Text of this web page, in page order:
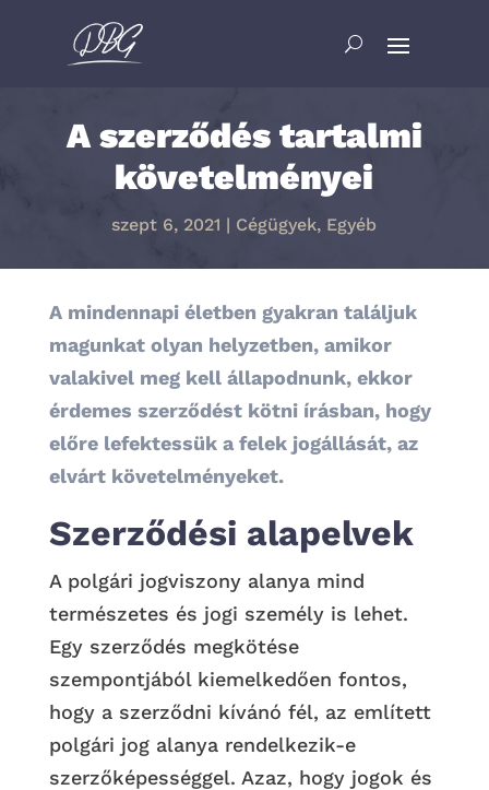
A szerződés tartalmi
követelményei
szept 6, 2021 | Cégügyek, Egyéb
A mindennapi életben gyakran találjuk
magunkat olyan helyzetben, amikor
valakivel meg kell állapodnunk, ekkor
érdemes szerződést kötni írásban, hogy
előre lefektessük a felek jogállását, az
elvárt követelményeket.
Szerződési alapelvek
A polgári jogviszony alanya mind
természetes és jogi személy is lehet.
Egy szerződés megkötése
szempontjából kiemelkedően fontos,
hogy a szerződni kívánó fél, az említett
polgári jog alanya rendelkezik-e
szerzőképességgel. Azaz, hogy jogok és